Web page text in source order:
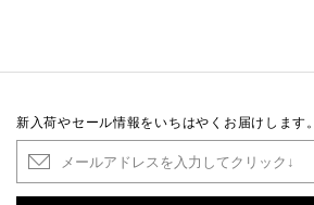
新入荷やセール情報をいちはやくお届けします。